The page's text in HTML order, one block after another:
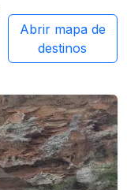
Abrir mapa de
destinos